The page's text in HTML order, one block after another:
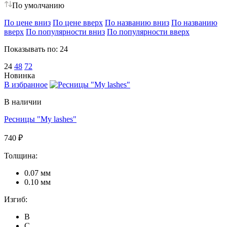
По умолчанию
По цене вниз По цене вверх По названию вниз По названию
вверх По популярности вниз По популярности вверх
Показывать по: 24
24 48 72
Новинка
В избранное
В наличии
Ресницы "My lashes"
740 ₽
Толщина:
0.07 мм
0.10 мм
Изгиб:
B